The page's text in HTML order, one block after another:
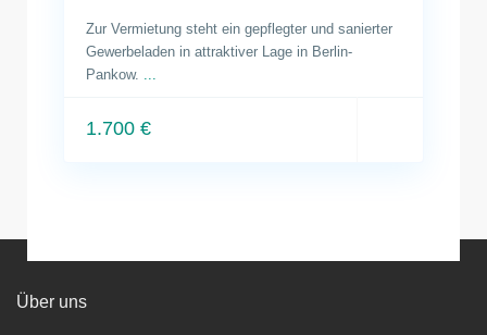
Zur Vermietung steht ein gepflegter und sanierter
Gewerbeladen in attraktiver Lage in Berlin-
Pankow.
1.700 €
Über uns